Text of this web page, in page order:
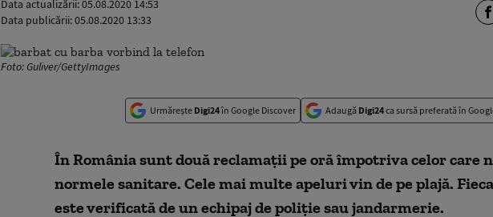
Data actualizării:05.08.2020 14:53
Data publicării:05.08.2020 13:33
Foto: Guliver/GettyImages
Urmărește Digi24în Google Discover Adaugă Digi24ca sursă preferată în
În România sunt două reclamații pe oră împotriva celor care
normele sanitare. Cele mai multe apeluri vin de pe plajă.
este verificată de un echipaj de poliție sau jandarmerie.